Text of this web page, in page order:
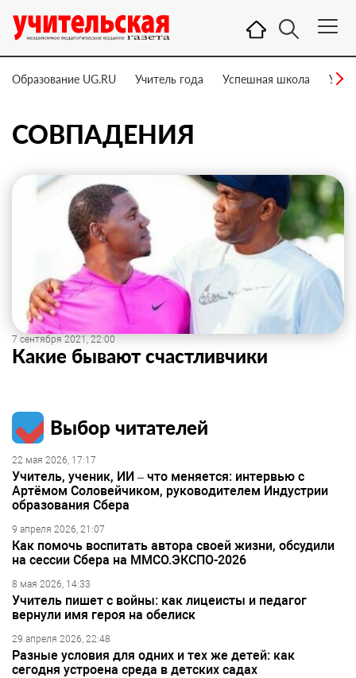
Образование UG.RU Учитель года Успешная школа
СОВПАДЕНИЯ
7 сентября 2021, 22:00
Какие бывают счастливчики
Выбор читателей
22 мая 2026, 17:17
Учитель, ученик, ИИ – что меняется: интервью с
Артёмом Соловейчиком, руководителем Индустрии
образования Сбера
9 апреля 2026, 21:07
Как помочь воспитать автора своей жизни, обсудили
на сессии Сбера на ММСО.ЭКСПО-2026
8 мая 2026, 14:33
Учитель пишет с войны: как лицеисты и педагог
вернули имя героя на обелиск
29 апреля 2026, 22:48
Разные условия для одних и тех же детей: как
сегодня устроена среда в детских садах